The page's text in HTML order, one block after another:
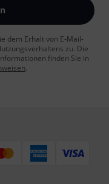
dem Erhalt von E-Mail-
zu. Die
finden Sie in
.